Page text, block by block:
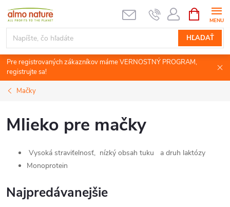
Prejsť
obsah
HĽADAŤ
KOŠÍK
Pre registrovaných zákazníkov máme VERNOSTNÝ PROGRAM,
registrujte sa!
Mačky
Mlieko pre mačky
Vysoká straviťelnosť, nízký obsah tuku a druh laktózy
Monoprotein
Najpredávanejšie